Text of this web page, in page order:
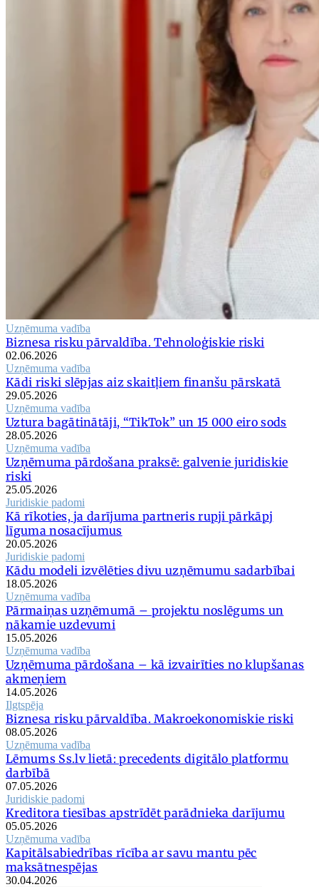
Uzņēmuma vadība
Biznesa risku pārvaldība. Tehnoloģiskie riski
02.06.2026
Uzņēmuma vadība
Kādi riski slēpjas aiz skaitļiem finanšu pārskatā
29.05.2026
Uzņēmuma vadība
Uztura bagātinātāji, “TikTok” un 15 000 eiro sods
28.05.2026
Uzņēmuma vadība
Uzņēmuma pārdošana praksē: galvenie juridiskie
riski
25.05.2026
Juridiskie padomi
Kā rīkoties, ja darījuma partneris rupji pārkāpj
līguma nosacījumus
20.05.2026
Juridiskie padomi
Kādu modeli izvēlēties divu uzņēmumu sadarbībai
18.05.2026
Uzņēmuma vadība
Pārmaiņas uzņēmumā – projektu noslēgums un
nākamie uzdevumi
15.05.2026
Uzņēmuma vadība
Uzņēmuma pārdošana – kā izvairīties no klupšanas
akmeņiem
14.05.2026
Ilgtspēja
Biznesa risku pārvaldība. Makroekonomiskie riski
08.05.2026
Uzņēmuma vadība
Lēmums Ss.lv lietā: precedents digitālo platformu
darbībā
07.05.2026
Juridiskie padomi
Kreditora tiesības apstrīdēt parādnieka darījumu
05.05.2026
Uzņēmuma vadība
Kapitālsabiedrības rīcība ar savu mantu pēc
maksātnespējas
30.04.2026